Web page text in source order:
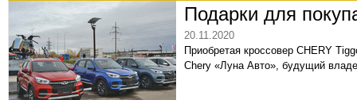
Подарки для
20.11.2020
Приобретая кроссовер CHERY
Chery «Луна Авто», будущий